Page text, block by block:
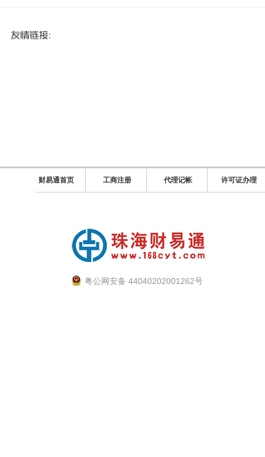
财易通首页 工商注册 代理记帐 许可证办理
粤公网安备 44040202001262号